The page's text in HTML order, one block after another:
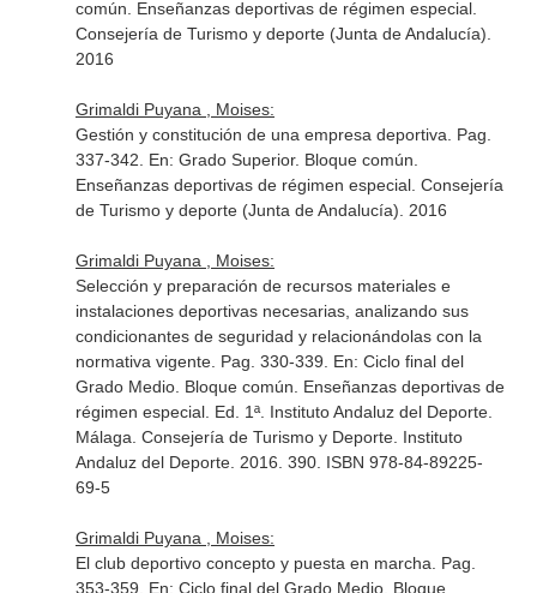
común. Enseñanzas deportivas de régimen especial.
Consejería de Turismo y deporte (Junta de Andalucía).
2016
Grimaldi Puyana , Moises:
Gestión y constitución de una empresa deportiva. Pag.
337-342. En: Grado Superior. Bloque común.
Enseñanzas deportivas de régimen especial. Consejería
de Turismo y deporte (Junta de Andalucía). 2016
Grimaldi Puyana , Moises:
Selección y preparación de recursos materiales e
instalaciones deportivas necesarias, analizando sus
condicionantes de seguridad y relacionándolas con la
normativa vigente. Pag. 330-339. En: Ciclo final del
Grado Medio. Bloque común. Enseñanzas deportivas de
régimen especial. Ed. 1ª. Instituto Andaluz del Deporte.
Málaga. Consejería de Turismo y Deporte. Instituto
Andaluz del Deporte. 2016. 390. ISBN 978-84-89225-
69-5
Grimaldi Puyana , Moises:
El club deportivo concepto y puesta en marcha. Pag.
353-359. En: Ciclo final del Grado Medio. Bloque